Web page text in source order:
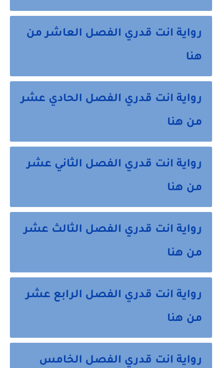
رواية انت قدري الفصل العاشر من
هنا
رواية انت قدري الفصل الحادي عشر
من هنا
رواية انت قدري الفصل الثاني عشر
من هنا
رواية انت قدري الفصل الثالث عشر
من هنا
رواية انت قدري الفصل الرابع عشر
من هنا
رواية انت قدري الفصل الخامس